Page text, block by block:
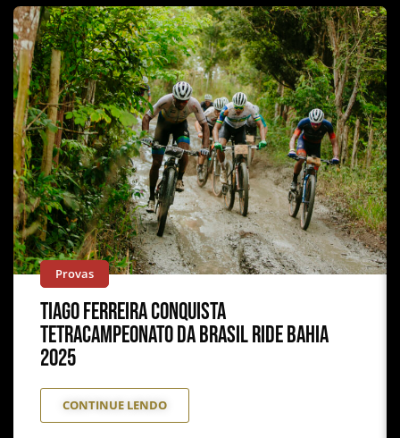
Provas
Tiago Ferreira conquista
tetracampeonato da Brasil Ride Bahia
2025
CONTINUE LENDO